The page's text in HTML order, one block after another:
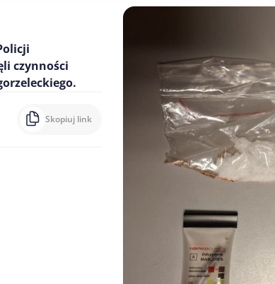
czynności
Skopiuj link